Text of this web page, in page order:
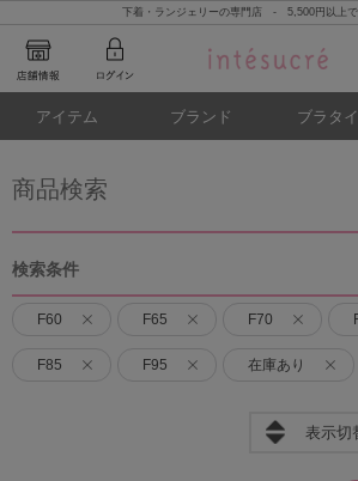
下着・ランジェリーの専門店 - 5,500円以上
アイテム ブランド ブラタ
商品検索
検索条件
F60 F65 F70
F85 F95 在庫あり
表示切